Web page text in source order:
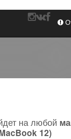
на любой
12)